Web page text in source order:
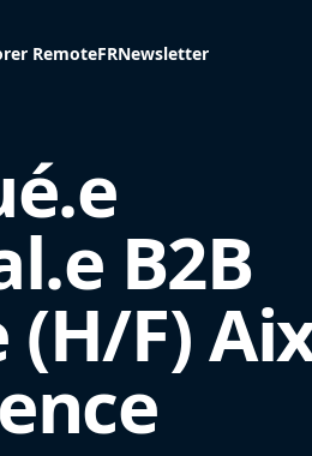
RemoteFRNewsletter
B2B
F)